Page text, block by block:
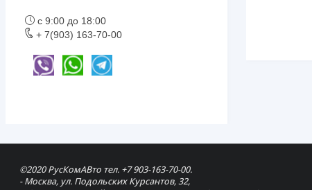
с 9:00 до 18:00
+ 7(903) 163-70-00
©2020 РусКомАВто тел. +7 903-163-70-00.
- Москва, ул. Подольских Курсантов, 32,